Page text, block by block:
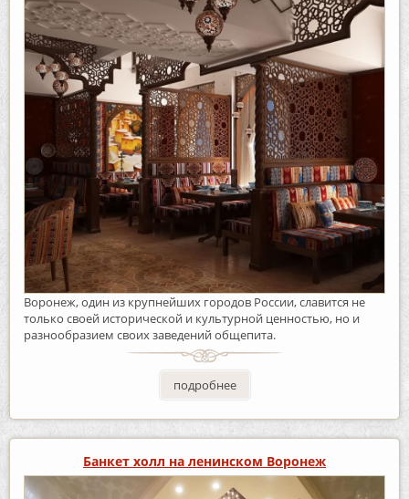
Воронеж, один из крупнейших городов России, славится не
только своей исторической и культурной ценностью, но и
разнообразием своих заведений общепита.
подробнее
Банкет холл на ленинском Воронеж